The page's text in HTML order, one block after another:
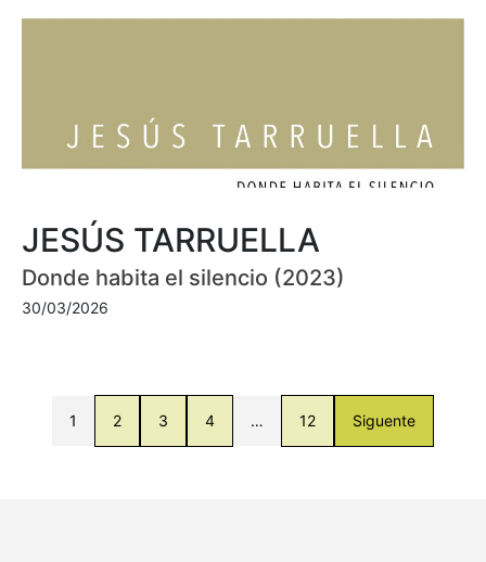
JESÚS TARRUELLA
Donde habita el silencio (2023)
30/03/2026
1 2 3 4 … 12 Siguente